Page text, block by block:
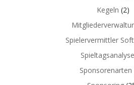
Kegeln (2)
Spielervermittler
Spieltagsanalyse
Sponsorenarten